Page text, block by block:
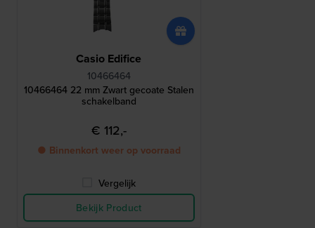
Casio Edifice
10466464
10466464 22 mm Zwart gecoate Stalen
schakelband
€ 112,-
● Binnenkort weer op voorraad
Vergelijk
Bekijk Product